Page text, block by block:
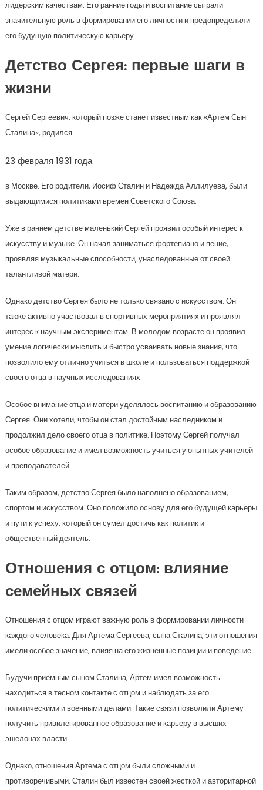
лидерским качествам. Его ранние годы и воспитание сыграли
значительную роль в формировании его личности и предопределили
его будущую политическую карьеру.
Детство Сергея: первые шаги в
жизни
Сергей Сергеевич, который позже станет известным как «Артем Сын
Сталина», родился
23 февраля 1931 года
в Москве. Его родители, Иосиф Сталин и Надежда Аллилуева, были
выдающимися политиками времен Советского Союза.
Уже в раннем детстве маленький Сергей проявил особый интерес к
искусству и музыке. Он начал заниматься фортепиано и пение,
проявляя музыкальные способности, унаследованные от своей
талантливой матери.
Однако детство Сергея было не только связано с искусством. Он
также активно участвовал в спортивных мероприятиях и проявлял
интерес к научным экспериментам. В молодом возрасте он проявил
умение логически мыслить и быстро усваивать новые знания, что
позволило ему отлично учиться в школе и пользоваться поддержкой
своего отца в научных исследованиях.
Особое внимание отца и матери уделялось воспитанию и образованию
Сергея. Они хотели, чтобы он стал достойным наследником и
продолжил дело своего отца в политике. Поэтому Сергей получал
особое образование и имел возможность учиться у опытных учителей
и преподавателей.
Таким образом, детство Сергея было наполнено образованием,
спортом и искусством. Оно положило основу для его будущей карьеры
и пути к успеху, который он сумел достичь как политик и
общественный деятель.
Отношения с отцом: влияние
семейных связей
Отношения с отцом играют важную роль в формировании личности
каждого человека. Для Артема Сергеева, сына Сталина, эти отношения
имели особое значение, влияя на его жизненные позиции и поведение.
Будучи приемным сыном Сталина, Артем имел возможность
находиться в тесном контакте с отцом и наблюдать за его
политическими и военными делами. Такие связи позволили Артему
получить привилегированное образование и карьеру в высших
эшелонах власти.
Однако, отношения Артема с отцом были сложными и
противоречивыми. Сталин был известен своей жесткой и авторитарной